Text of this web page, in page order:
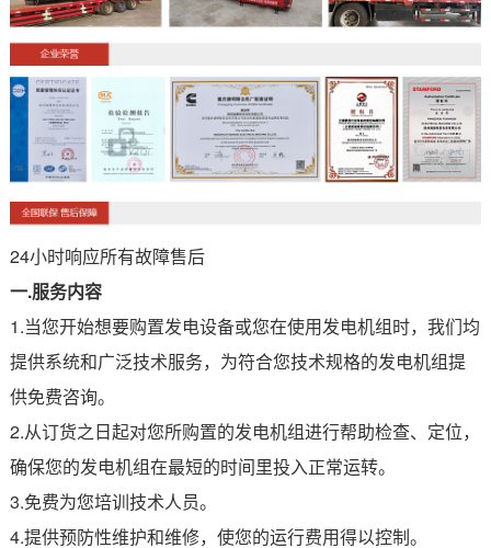
24小时响应所有故障售后
一.服务内容
1.当您开始想要购置发电设备或您在使用发电机组时，我们均
提供系统和广泛技术服务，为符合您技术规格的发电机组提
供免费咨询。
2.从订货之日起对您所购置的发电机组进行帮助检查、定位，
确保您的发电机组在最短的时间里投入正常运转。
3.免费为您培训技术人员。
4.提供预防性维护和维修，使您的运行费用得以控制。